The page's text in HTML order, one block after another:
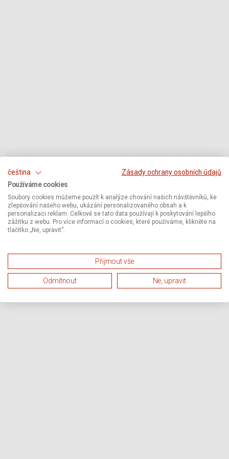
čeština
Zásady ochrany osobních údajů
Používáme cookies
Soubory cookies můžeme použít k analýze chování našich návštěvníků, ke
zlepšování našeho webu, ukázání personalizovaného obsah a k
personalizaci reklam. Celkově se tato data používají k poskytování lepšího
zážitku z webu. Pro více informací o cookies, které používáme, klikněte na
tlačítko „Ne, upravit“.
Přijmout vše
Odmítnout Ne, upravit